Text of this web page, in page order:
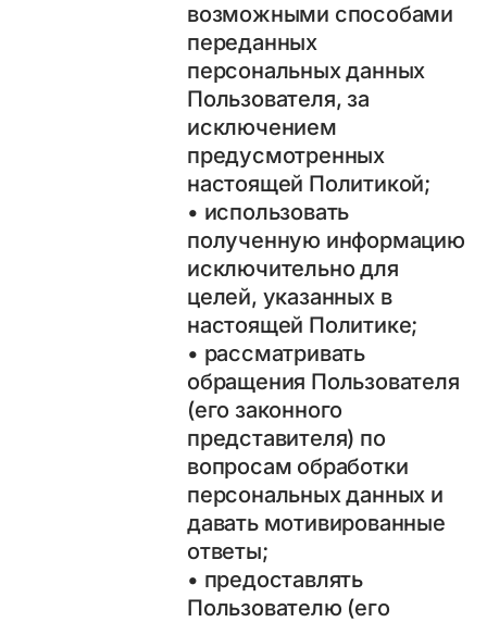
возможными способами
переданных
персональных данных
Пользователя, за
исключением
предусмотренных
настоящей Политикой;
• использовать
полученную информацию
исключительно для
целей, указанных в
настоящей Политике;
• рассматривать
обращения Пользователя
(его законного
представителя) по
вопросам обработки
персональных данных и
давать мотивированные
ответы;
• предоставлять
Пользователю (его